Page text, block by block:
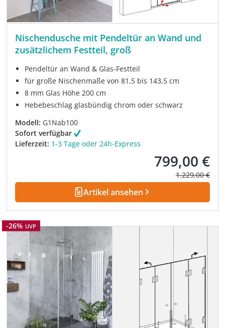
Nischendusche mit Pendeltür an Wand und
zusätzlichem Festteil, groß
Pendeltür an Wand & Glas-Festteil
für große Nischenmaße von 81,5 bis 143,5 cm
8 mm Glas Höhe 200 cm
Hebebeschlag glasbündig chrom oder schwarz
Modell: G1Nab100
Sofort verfügbar
Lieferzeit: 1-3 Tage oder 24h-Express
Verkaufspreis:
799,00 €
Regulärer
1.229,00 €
Artikel ansehen
Rabatt
-26% UVP